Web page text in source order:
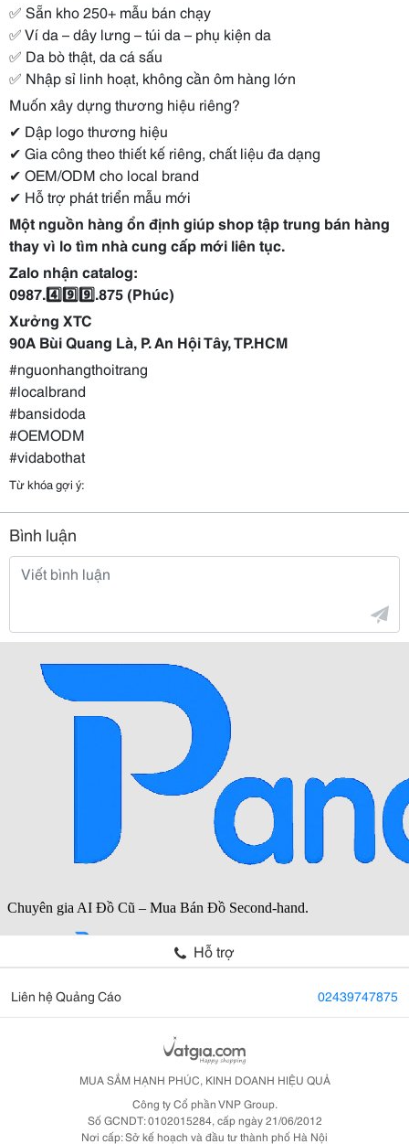
✅ Sẵn kho 250+ mẫu bán chạy
✅ Ví da – dây lưng – túi da – phụ kiện da
✅ Da bò thật, da cá sấu
✅ Nhập sỉ linh hoạt, không cần ôm hàng lớn
Muốn xây dựng thương hiệu riêng?
✔ Dập logo thương hiệu
✔ Gia công theo thiết kế riêng, chất liệu đa dạng
✔ OEM/ODM cho local brand
✔ Hỗ trợ phát triển mẫu mới
Một nguồn hàng ổn định giúp shop tập trung bán hàng
thay vì lo tìm nhà cung cấp mới liên tục.
Zalo nhận catalog:
0987.4️⃣9️⃣9️⃣.875 (Phúc)
Xưởng XTC
90A Bùi Quang Là, P. An Hội Tây, TP.HCM
#nguonhangthoitrang
#localbrand
#bansidoda
#OEMODM
#vidabothat
Từ khóa gợi ý:
Bình luận
Hỗ trợ
Liên hệ Quảng Cáo 02439747875
MUA SẮM HẠNH PHÚC, KINH DOANH HIỆU QUẢ
Công ty Cổ phần VNP Group.
Số GCNDT: 0102015284, cấp ngày 21/06/2012
Nơi cấp: Sở kế hoạch và đầu tư thành phố Hà Nội